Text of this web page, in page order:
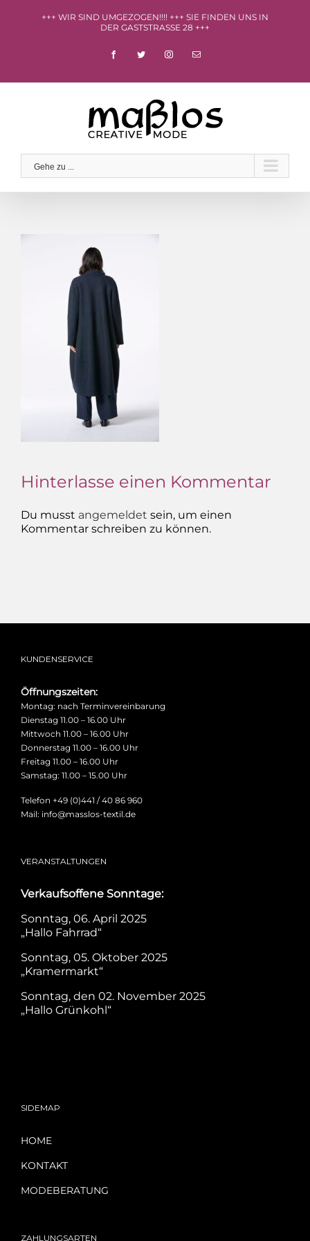
+++ WIR SIND UMGEZOGEN!!!! +++ SIE FINDEN UNS IN
DER GASTSTRASSE 28 +++
facebooktwitter instagramE-
Gehe zu ...
Hinterlasse einen Kommentar
Du musst angemeldet sein, um einen
Kommentar schreiben zu können.
KUNDENSERVICE
Öffnungszeiten:
Montag: nach Terminvereinbarung
Dienstag 11.00 – 16.00 Uhr
Mittwoch 11.00 – 16.00 Uhr
Donnerstag 11.00 – 16.00 Uhr
Freitag 11.00 – 16.00 Uhr
Samstag: 11.00 – 15.00 Uhr
Telefon +49 (0)441 / 40 86 960
Mail: info@masslos-textil.de
VERANSTALTUNGEN
Verkaufsoffene Sonntage:
Sonntag, 06. April 2025
„Hallo Fahrrad“
Sonntag, 05. Oktober 2025
„Kramermarkt“
Sonntag, den 02. November 2025
„Hallo Grünkohl“
SIDEMAP
HOME
KONTAKT
MODEBERATUNG
ZAHLUNGSARTEN